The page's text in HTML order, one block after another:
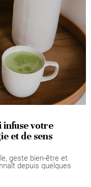
infuse votre
et de sens
geste bien-être et
depuis quelques